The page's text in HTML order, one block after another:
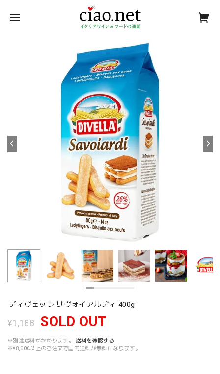
ディヴェッラ サヴォイアルディ 400g
¥1,188 SOLD OUT
※別途送料がかかります。
送料を確認する
※¥8,000以上のご注文で国内送料が無料になります。